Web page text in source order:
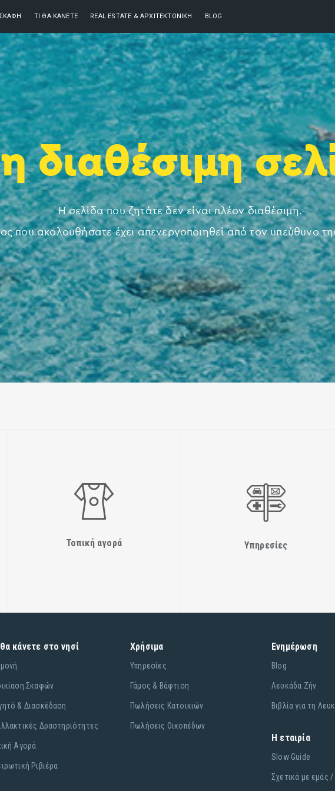
ΣΚΆΦΗ ΤΙ ΘΑ ΚΆΝΕΤΕ REAL ESTATE & ΑΡΧΙΤΕΚΤΟΝΙΚΉ BLOG
διαθέσιμη
Η σελίδα που ζητάτε δεν είναι πλέον διαθέσιμη.
που ακολουθήσατε έχει απενεργοποιηθεί από τον υπεύθυνο
Τοπική αγορά Υπηρεσίες
κάνετε στο νησί
Σκαφών
& Διασκέδαση
Δραστηριότητες
Αγορά
Ριβιέρα
Χρήσιμα
Υπηρεσίες
Γάμος & Βάφτιση
Πωλήσεις Κατοικιών
Πωλήσεις Οικοπέδων
Ενημέρωση
Blog
Λευκάδα Ζήν
Βιβλία για τη
Η εταιρία
Slow Guide
Σχετικά με εμάς /